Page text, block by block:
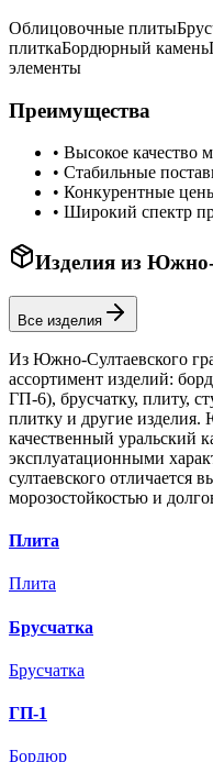
Облицовочные плиты
плиткаБордюрный камень
элементы
Преимущества
• Высокое качество
• Стабильные
• Конкурентные
• Широкий спектр
Изделия из Южно-
Все изделия
Из Южно-Султаевского
ассортимент изделий:
ГП-6), брусчатку, плиту,
плитку и другие изделия.
качественный уральский
эксплуатационными
султаевского отличается
морозостойкостью и
Плита
Плита
Брусчатка
Брусчатка
ГП-1
Бордюр